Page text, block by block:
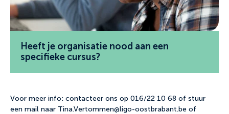
Heeft je organisatie nood aan een
specifieke cursus?
Voor meer info: contacteer ons op 016/22 10 68 of stuur
een mail naar Tina.Vertommen@ligo-oostbrabant.be of